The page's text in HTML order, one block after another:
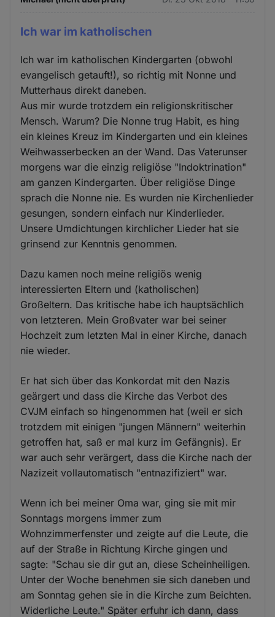
Ich war im katholischen
Ich war im katholischen Kindergarten (obwohl
evangelisch getauft!), so richtig mit Nonne und
Mutterhaus direkt daneben.
Aus mir wurde trotzdem ein religionskritischer
Mensch. Warum? Die Nonne trug Habit, es hing
ein kleines Kreuz im Kindergarten und ein kleines
Weihwasserbecken an der Wand. Das Vaterunser
morgens war die einzig religiöse "Indoktrination"
am ganzen Kindergarten. Über religiöse Dinge
sprach die Nonne nie. Es wurden nie Kirchenlieder
gesungen, sondern einfach nur Kinderlieder.
Unsere Umdichtungen kirchlicher Lieder hat sie
grinsend zur Kenntnis genommen.
Dazu kamen noch meine religiös wenig
interessierten Eltern und (katholischen)
Großeltern. Das kritische habe ich hauptsächlich
von letzteren. Mein Großvater war bei seiner
Hochzeit zum letzten Mal in einer Kirche, danach
nie wieder.
Er hat sich über das Konkordat mit den Nazis
geärgert und dass die Kirche das Verbot des
CVJM einfach so hingenommen hat (weil er sich
trotzdem mit einigen "jungen Männern" weiterhin
getroffen hat, saß er mal kurz im Gefängnis). Er
war auch sehr verärgert, dass die Kirche nach der
Nazizeit vollautomatisch "entnazifiziert" war.
Wenn ich bei meiner Oma war, ging sie mit mir
Sonntags morgens immer zum
Wohnzimmerfenster und zeigte auf die Leute, die
auf der Straße in Richtung Kirche gingen und
sagte: "Schau sie dir gut an, diese Scheinheiligen.
Unter der Woche benehmen sie sich daneben und
am Sonntag gehen sie in die Kirche zum Beichten.
Widerliche Leute." Später erfuhr ich dann, dass